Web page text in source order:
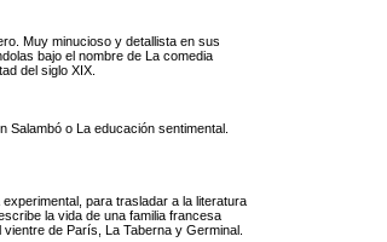
Muy minucioso y detallista en sus
bajo el nombre de La comedia
del siglo XIX.
o La educación sentimental.
para trasladar a la literatura
la vida de una familia francesa
de París, La Taberna y Germinal.